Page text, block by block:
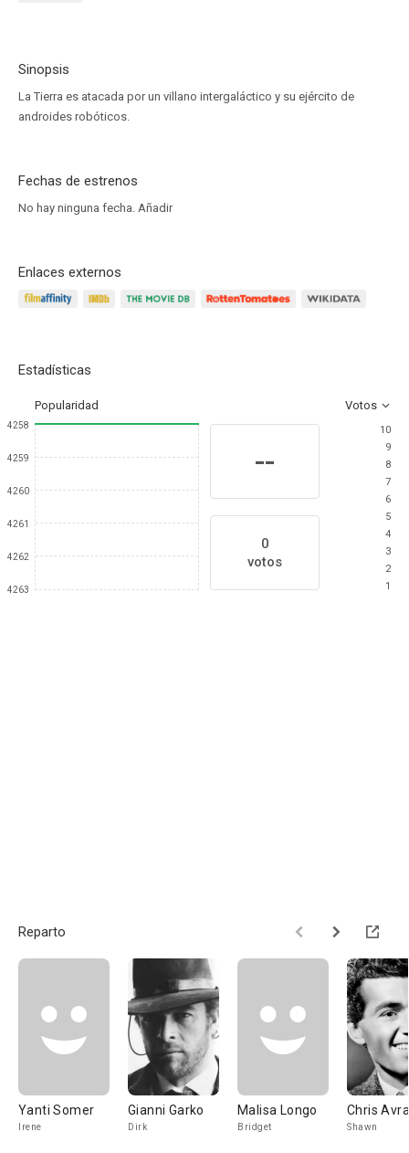
Sinopsis
La Tierra es atacada por un villano intergaláctico y su ejército de
androides robóticos.
Fechas de estrenos
No hay ninguna fecha. Añadir
Enlaces externos
Estadísticas
Popularidad Votos
4258
4259
4260
4261
4262
4263
--
0
votos
10
9
8
7
6
5
4
3
2
1
Reparto
Yanti Somer
Irene
Gianni Garko
Dirk
Malisa Longo
Bridget
Chris
Shawn